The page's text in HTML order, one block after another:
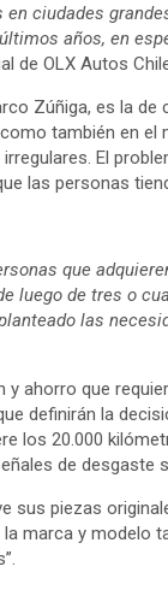
ciudades
años, en
de OLX Autos
Zúñiga, es la
también en
El
las personas
que
luego de tres o
las
ahorro que
definirán la
los 20.000
de desgaste
sus piezas
marca y modelo